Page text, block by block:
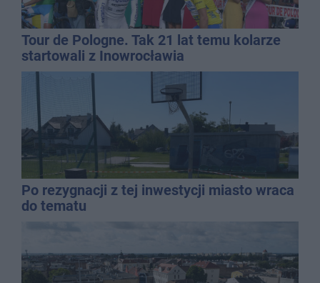
Tour de Pologne. Tak 21 lat temu kolarze
startowali z Inowrocławia
Po rezygnacji z tej inwestycji miasto wraca
do tematu